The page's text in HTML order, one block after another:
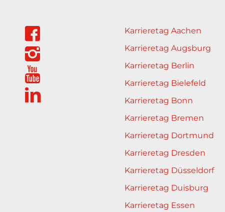
Karrieretag Aachen
Karrieretag Augsburg
Karrieretag Berlin
Karrieretag Bielefeld
Karrieretag Bonn
Karrieretag Bremen
Karrieretag Dortmund
Karrieretag Dresden
Karrieretag Düsseldorf
Karrieretag Duisburg
Karrieretag Essen